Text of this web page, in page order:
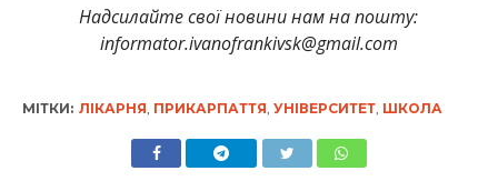
Надсилайте свої новини нам на пошту:
informator.ivanofrankivsk@gmail.com
МІТКИ: ЛІКАРНЯ ПРИКАРПАТТЯ УНІВЕРСИТЕТ, ШКОЛА